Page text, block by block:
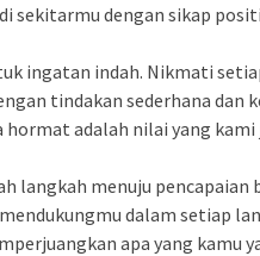
sekitarmu dengan sikap
ingatan indah. Nikmati
tindakan sederhana dan
hormat adalah nilai yang
langkah menuju pencapaian
dalam setiap
apa yang kamu